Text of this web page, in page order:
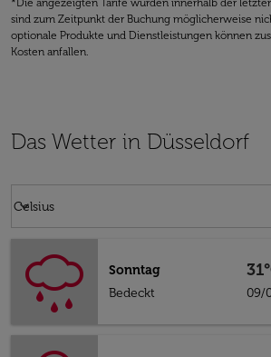
*Die angezeigten Tarife wurden innerhalb der
sind zum Zeitpunkt der Buchung möglicherweise
optionale Produkte und Dienstleistungen können
Kosten anfallen.
Das Wetter in Düsseldorf
Celsius
keyboard_arrow_down
Sonntag
Bedeckt
09/